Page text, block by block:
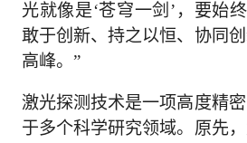
光就像是‘苍穹一剑’，要始终
敢于创新、持之以恒、协同
高峰。”
激光探测技术是一项高度精
于多个科学研究领域。原先